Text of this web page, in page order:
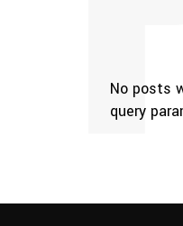
No posts
query